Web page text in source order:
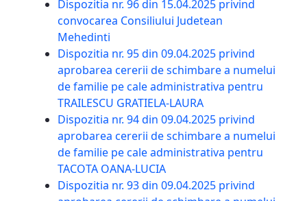
Dispozitia nr. 96 din 15.04.2025 privind
convocarea Consiliului Judetean
Mehedinti
Dispozitia nr. 95 din 09.04.2025 privind
aprobarea cererii de schimbare a numelui
de familie pe cale administrativa pentru
TRAILESCU GRATIELA-LAURA
Dispozitia nr. 94 din 09.04.2025 privind
aprobarea cererii de schimbare a numelui
de familie pe cale administrativa pentru
TACOTA OANA-LUCIA
Dispozitia nr. 93 din 09.04.2025 privind